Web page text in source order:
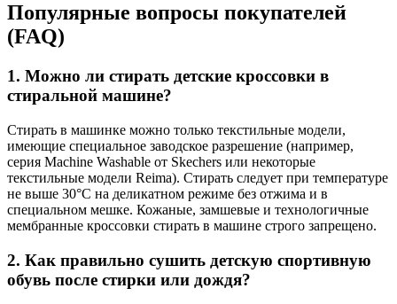
Популярные вопросы покупателей
(FAQ)
1. Можно ли стирать детские кроссовки в
стиральной машине?
Стирать в машинке можно только текстильные модели,
имеющие специальное заводское разрешение (например,
серия Machine Washable от Skechers или некоторые
текстильные модели Reima). Стирать следует при температуре
не выше 30°C на деликатном режиме без отжима и в
специальном мешке. Кожаные, замшевые и технологичные
мембранные кроссовки стирать в машине строго запрещено.
2. Как правильно сушить детскую спортивную
обувь после стирки или дождя?